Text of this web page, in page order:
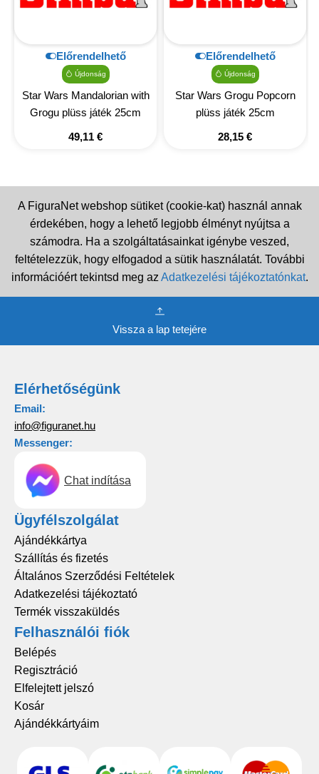
Előrendelhető
Újdonság
Star Wars Mandalorian with
Grogu plüss játék 25cm
49,11 €
Előrendelhető
Újdonság
Star Wars Grogu Popcorn
plüss játék 25cm
28,15 €
A FiguraNet webshop sütiket (cookie-kat) használ annak
érdekében, hogy a lehető legjobb élményt nyújtsa a
számodra. Ha a szolgáltatásainkat igénybe veszed,
feltételezzük, hogy elfogadod a sütik használatát. További
információért tekintsd meg az Adatkezelési tájékoztatónkat.
Vissza a lap tetejére
Elérhetőségünk
Email:
info@figuranet.hu
Messenger:
Chat indítása
Ügyfélszolgálat
Ajándékkártya
Szállítás és fizetés
Általános Szerződési Feltételek
Adatkezelési tájékoztató
Termék visszaküldés
Felhasználói fiók
Belépés
Regisztráció
Elfelejtett jelszó
Kosár
Ajándékkártyáim